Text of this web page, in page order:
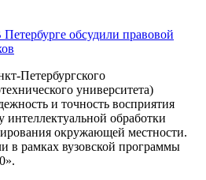
обсудили правовой
Петербургского
университета)
и точность восприятия
интеллектуальной обработки
окружающей местности.
в рамках вузовской программы